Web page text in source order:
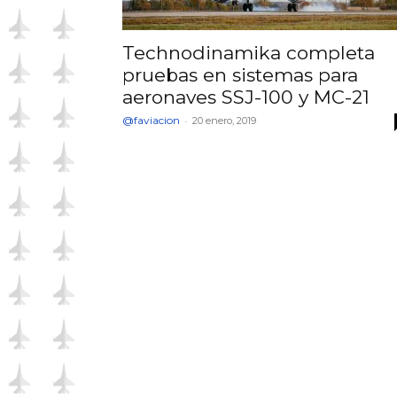
Technodinamika completa
pruebas en sistemas para
aeronaves SSJ-100 y MC-21
@faviacion - 20 enero, 2019